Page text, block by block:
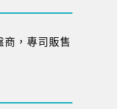
商，專司販售